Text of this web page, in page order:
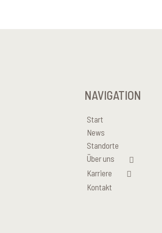
NAVIGATION
Start
News
Standorte
Über uns
Karriere
Kontakt